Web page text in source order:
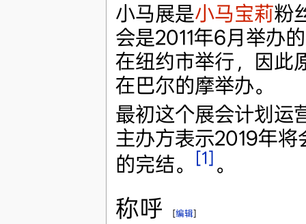
小马展是小马宝莉粉
会是2011年6月举办
在纽约市举行，因此
在巴尔的摩举办。
最初这个展会计划运
主办方表示2019年
的完结。
[1] 。
称呼 [编辑]